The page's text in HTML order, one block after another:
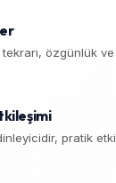
tekrarı, özgünlük
pratik